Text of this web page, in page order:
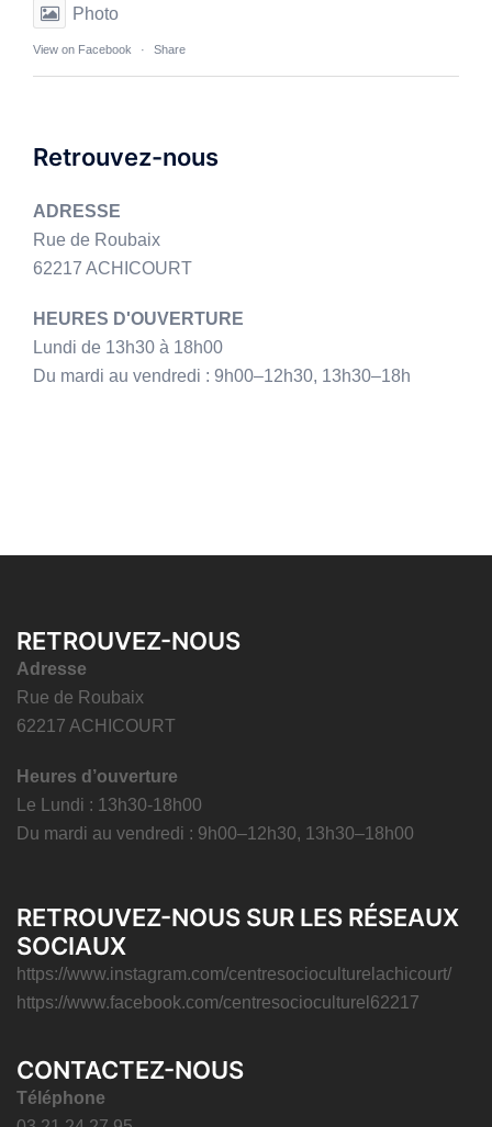
Photo
View on Facebook · Share
Retrouvez-nous
ADRESSE
Rue de Roubaix
62217 ACHICOURT
HEURES D'OUVERTURE
Lundi de 13h30 à 18h00
Du mardi au vendredi : 9h00–12h30, 13h30–18h
RETROUVEZ-NOUS
Adresse
Rue de Roubaix
62217 ACHICOURT
Heures d’ouverture
Le Lundi : 13h30-18h00
Du mardi au vendredi : 9h00–12h30, 13h30–18h00
RETROUVEZ-NOUS SUR LES RÉSEAUX
SOCIAUX
https://www.instagram.com/centresocioculturelachicourt/
https://www.facebook.com/centresocioculturel62217
CONTACTEZ-NOUS
Téléphone